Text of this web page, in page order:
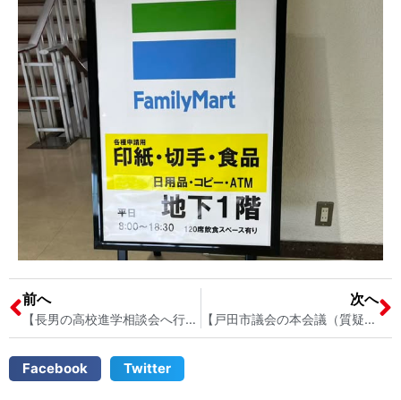
前へ
【長男の高校進学相談会へ行ってきました｜埼玉県戸田市】 戸田市議会議員 宮内そうこ
次へ
【戸田市議会の本会議（質疑）｜一般質問の打ち合わせ｜第4回女性会議∞プログレス｜埼玉県戸田市】 戸田市議会議員 宮内そうこ
Facebook Twitter